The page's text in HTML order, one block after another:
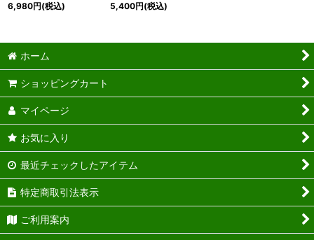
6,980円(税込) 5,400円(税込)
ホーム
ショッピングカート
マイページ
お気に入り
最近チェックしたアイテム
特定商取引法表示
ご利用案内